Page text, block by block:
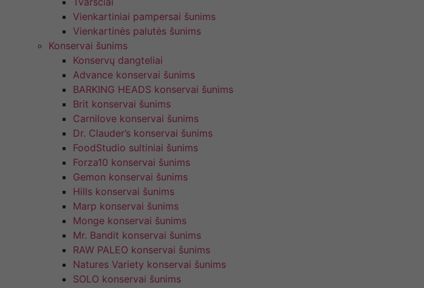
Vienkartiniai pampersai šunims
Vienkartinės palutės šunims
Konservai šunims
Konservų dangteliai
Advance konservai šunims
BARKING HEADS konservai šunims
Brit konservai šunims
Carnilove konservai šunims
Dr. Clauder’s konservai šunims
FoodStudio sultiniai šunims
Forza10 konservai šunims
Gemon konservai šunims
Hills konservai šunims
Marp konservai šunims
Monge konservai šunims
Mr. Bandit konservai šunims
RAW PALEO konservai šunims
Natures Variety konservai šunims
SOLO konservai šunims